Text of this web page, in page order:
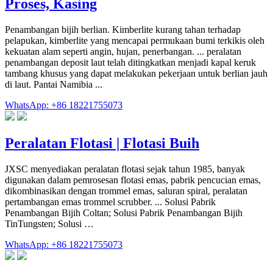
Proses, Kasing
Penambangan bijih berlian. Kimberlite kurang tahan terhadap
pelapukan, kimberlite yang mencapai permukaan bumi terkikis oleh
kekuatan alam seperti angin, hujan, penerbangan. ... peralatan
penambangan deposit laut telah ditingkatkan menjadi kapal keruk
tambang khusus yang dapat melakukan pekerjaan untuk berlian jauh
di laut. Pantai Namibia ...
WhatsApp: +86 18221755073
Peralatan Flotasi | Flotasi Buih
JXSC menyediakan peralatan flotasi sejak tahun 1985, banyak
digunakan dalam pemrosesan flotasi emas, pabrik pencucian emas,
dikombinasikan dengan trommel emas, saluran spiral, peralatan
pertambangan emas trommel scrubber. ... Solusi Pabrik
Penambangan Bijih Coltan; Solusi Pabrik Penambangan Bijih
TinTungsten; Solusi …
WhatsApp: +86 18221755073